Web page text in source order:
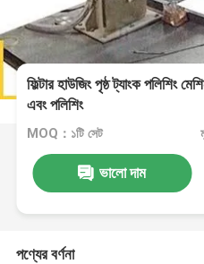
ফিল্টার হাউজিং পৃষ্ঠ ট্যাংক পলিশিং
এবং পলিশিং
MOQ：১টি সেট
ভালো দাম
পণ্যের বর্ণনা